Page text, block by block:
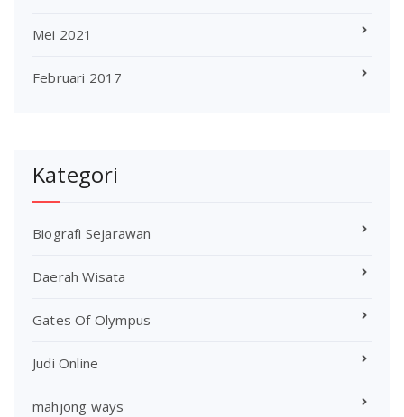
Mei 2021
Februari 2017
Kategori
Biografi Sejarawan
Daerah Wisata
Gates Of Olympus
Judi Online
mahjong ways